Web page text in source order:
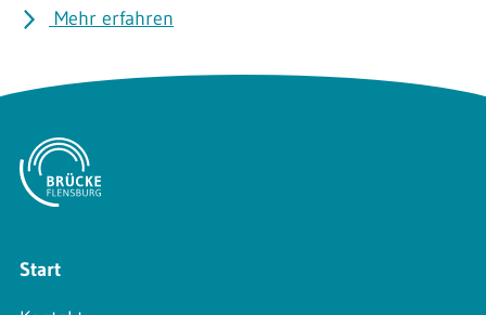
Mehr erfahren
Start